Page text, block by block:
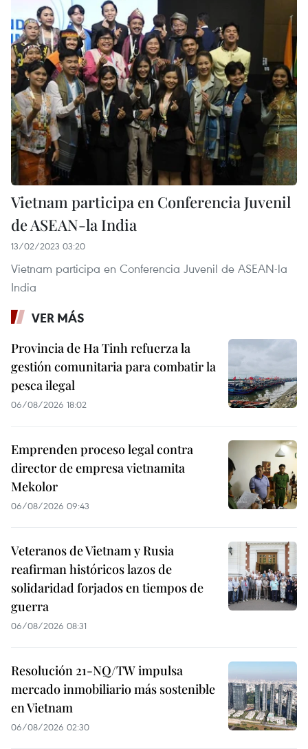
Vietnam participa en Conferencia Juvenil
de ASEAN-la India
13/02/2023 03:20
Vietnam participa en Conferencia Juvenil de ASEAN-la
India
VER MÁS
Provincia de Ha Tinh refuerza la
gestión comunitaria para combatir la
pesca ilegal
06/08/2026 18:02
Emprenden proceso legal contra
director de empresa vietnamita
Mekolor
06/08/2026 09:43
Veteranos de Vietnam y Rusia
reafirman históricos lazos de
solidaridad forjados en tiempos de
guerra
06/08/2026 08:31
Resolución 21-NQ/TW impulsa
mercado inmobiliario más sostenible
en Vietnam
06/08/2026 02:30